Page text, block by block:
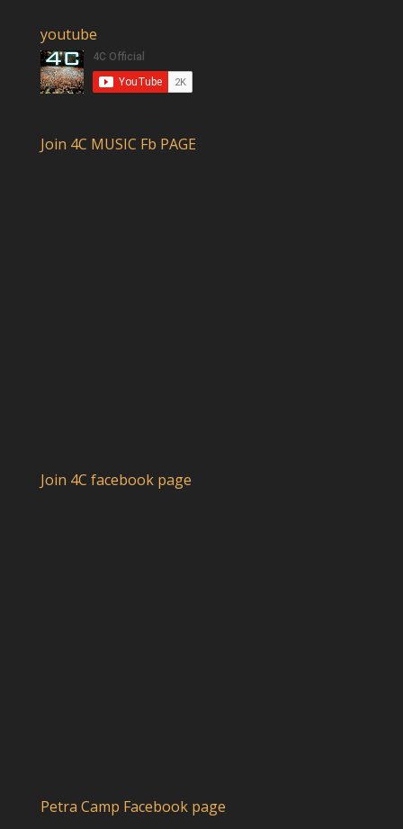
youtube
Join 4C MUSIC Fb PAGE
Join 4C facebook page
Petra Camp Facebook page